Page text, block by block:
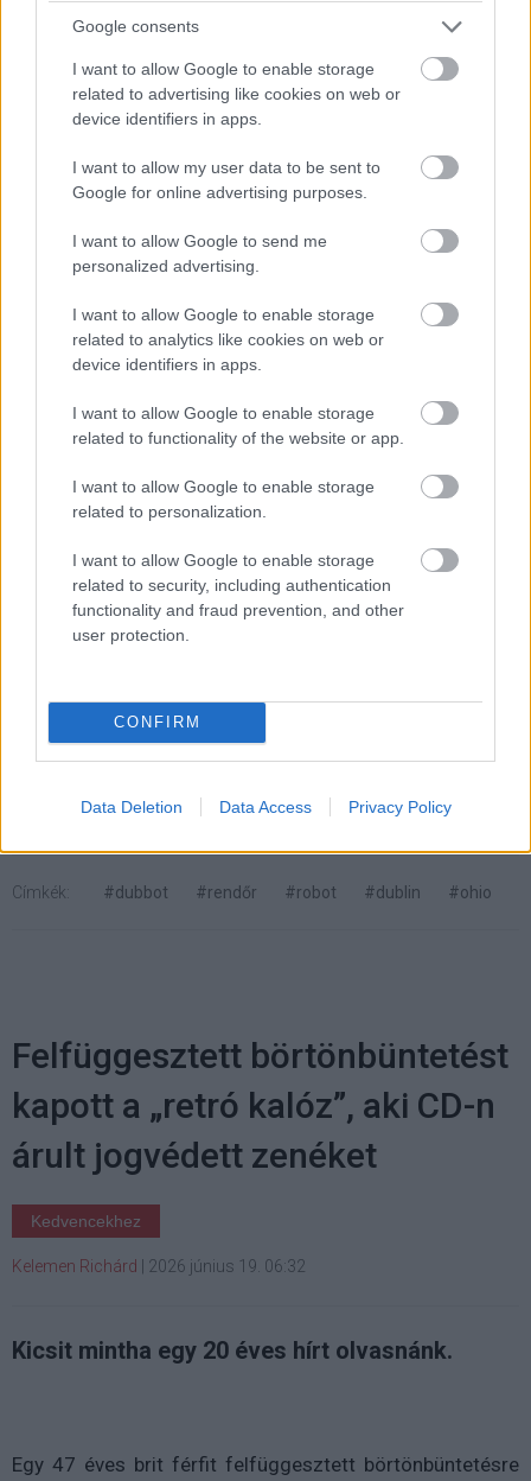
Google consents
I want to allow Google to enable storage
related to advertising like cookies on web or
device identifiers in apps.
I want to allow my user data to be sent to
Google for online advertising purposes.
I want to allow Google to send me
personalized advertising.
I want to allow Google to enable storage
related to analytics like cookies on web or
device identifiers in apps.
I want to allow Google to enable storage
related to functionality of the website or app.
I want to allow Google to enable storage
related to personalization.
I want to allow Google to enable storage
related to security, including authentication
functionality and fraud prevention, and other
user protection.
CONFIRM
Data Deletion Data Access Privacy Policy
A rendvédelmi szervek világszerte egyre több
technológiai eszközt - például arcfelismerő
rendszereket, drónokat és különféle robotokat -
próbálnak bevetni a bűnmegelőzés és a közbiztonság
Dynamics által fejlesztett Spot robotkutyát is tesztelték,
amely veszélyes vagy instabil helyzetekben segítheti a
rendőrök munkáját.
A dublini rendőrség szóvivője szerint a technológia
értékelése után arra jutottak, hogy a DubBot nem felelt
meg teljes mértékben az operatív elvárásoknak, ezért
megszüntették a kísérleti programot, és visszaküldték a
eredetileg két ilyen egységet is bevetettek volna, de
végül a programot leállították.
Pulzusméréssel segíti a biztonságos mozgást az új
balatoni kardioösvény (X)
4 és egy 8 km-es egészségügyi tanösvény nyílt
Balatonalmádiban.
Címkék: #dubbot #rendőr #robot #dublin #ohio
Felfüggesztett börtönbüntetést
kapott a „retró kalóz”, aki CD-n
árult jogvédett zenéket
Kedvencekhez
Kelemen Richárd 2026 június 19. 06:32
Kicsit mintha egy 20 éves hírt olvasnánk.
Egy 47 éves brit férfit felfüggesztett börtönbüntetésre